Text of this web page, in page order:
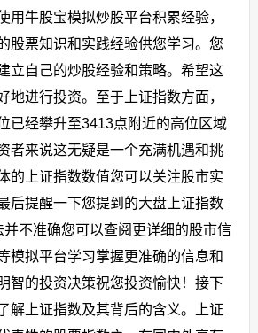
用牛股宝模拟炒股平台积累经验，
股票知识和实践经验供您学习。您
立自己的炒股经验和策略。希望这
地进行投资。至于上证指数方面，
已经攀升至3413点附近的高位区域
者来说这无疑是一个充满机遇和挑
的上证指数数值您可以关注股市实
后提醒一下您提到的大盘上证指数
不准确您可以查阅更详细的股市信
模拟平台学习掌握更准确的信息和
智的投资决策祝您投资愉快！接下
解上证指数及其背后的含义。上证